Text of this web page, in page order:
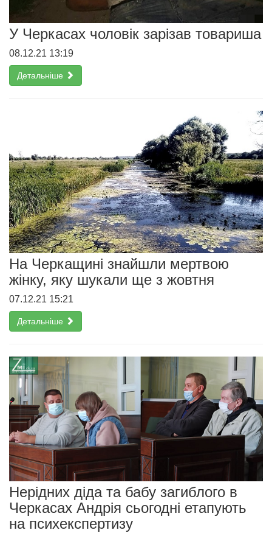
У Черкасах чоловік зарізав товариша
08.12.21 13:19
Детальніше
На Черкащині знайшли мертвою
жінку, яку шукали ще з жовтня
07.12.21 15:21
Детальніше
Нерідних діда та бабу загиблого в
Черкасах Андрія сьогодні етапують
на психекспертизу